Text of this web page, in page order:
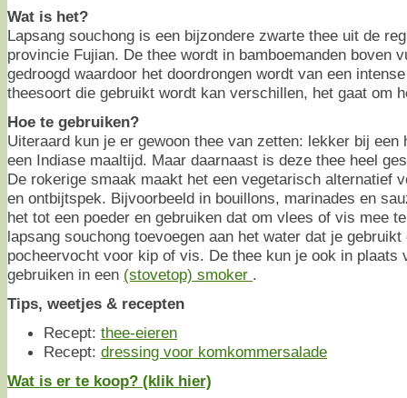
Wat is het?
Lapsang souchong is een bijzondere zwarte thee uit de
provincie Fujian. De thee wordt in bamboemanden boven
gedroogd waardoor het doordrongen wordt van een
theesoort die gebruikt wordt kan verschillen, het gaat om
Hoe te gebruiken?
Uiteraard kun je er gewoon thee van zetten: lekker bij een
een Indiase maaltijd. Maar daarnaast is deze thee heel
De rokerige smaak maakt het een vegetarisch alternatief
en ontbijtspek. Bijvoorbeeld in bouillons, marinades en
het tot een poeder en gebruiken dat om vlees of vis mee
lapsang souchong toevoegen aan het water dat je
pocheervocht voor kip of vis. De thee kun je ook in plaats
gebruiken in een (stovetop) smoker .
Tips, weetjes & recepten
Recept: thee-eieren
Recept: dressing voor komkommersalade
Wat is er te koop? (klik hier)